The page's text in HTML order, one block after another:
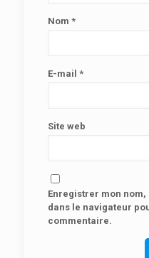
Nom *
E-mail *
Site web
Enregistrer mon
dans le navigateur
commentaire.